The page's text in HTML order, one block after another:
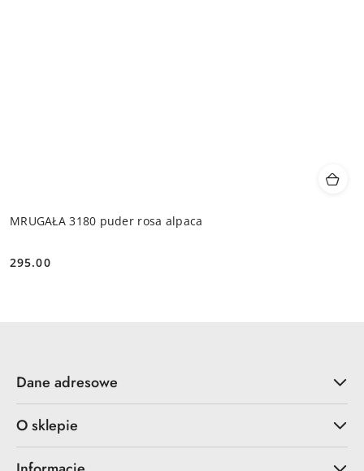
MRUGAŁA 3180 puder rosa alpaca
Cena:
295.00
Dane adresowe
O sklepie